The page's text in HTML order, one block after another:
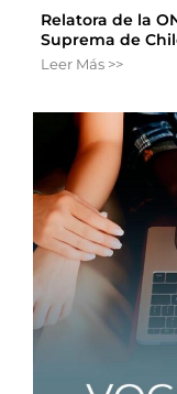
Relatora de la
Suprema de
Leer Más >>